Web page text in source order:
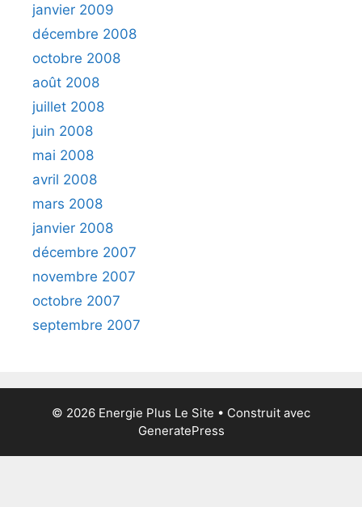
janvier 2009
décembre 2008
octobre 2008
août 2008
juillet 2008
juin 2008
mai 2008
avril 2008
mars 2008
janvier 2008
décembre 2007
novembre 2007
octobre 2007
septembre 2007
© 2026 Energie Plus Le Site • Construit avec
GeneratePress